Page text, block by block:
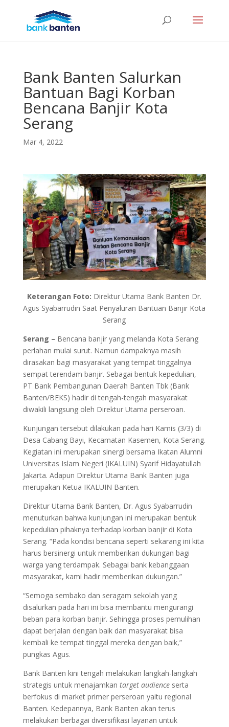
Bank Banten Salurkan
Bantuan Bagi Korban
Bencana Banjir Kota
Serang
Mar 4, 2022
Keterangan Foto: Direktur Utama Bank Banten Dr.
Agus Syabarrudin Saat Penyaluran Bantuan Banjir Kota
Serang
Serang – Bencana banjir yang melanda Kota Serang
perlahan mulai surut. Namun dampaknya masih
dirasakan bagi masyarakat yang tempat tinggalnya
sempat terendam banjir. Sebagai bentuk kepedulian,
PT Bank Pembangunan Daerah Banten Tbk (Bank
Banten/BEKS) hadir di tengah-tengah masyarakat
diwakili langsung oleh Direktur Utama perseroan.
Kunjungan tersebut dilakukan pada hari Kamis (3/3) di
Desa Cabang Bayi, Kecamatan Kasemen, Kota Serang.
Kegiatan ini merupakan sinergi bersama Ikatan Alumni
Universitas Islam Negeri (IKALUIN) Syarif Hidayatullah
Jakarta. Adapun Direktur Utama Bank Banten juga
merupakan Ketua IKALUIN Banten.
Direktur Utama Bank Banten, Dr. Agus Syabarrudin
menuturkan bahwa kunjungan ini merupakan bentuk
kepedulian pihaknya terhadap korban banjir di Kota
Serang. “Pada kondisi bencana seperti sekarang ini kita
harus bersinergi untuk memberikan dukungan bagi
warga yang terdampak. Sebagai bank kebanggaan
masyarakat, kami hadir memberikan dukungan.”
“Semoga sembako dan seragam sekolah yang
disalurkan pada hari ini bisa membantu mengurangi
beban para korban banjir. Sehingga proses pemulihan
dapat berjalan dengan baik dan masyarakat bisa
kembali ke tempat tinggal mereka dengan baik,”
pungkas Agus.
Bank Banten kini tengah melakukan langkah-langkah
strategis untuk menajamkan target audienceserta
berfokus di market primer perseroan yaitu regional
Banten. Kedepannya, Bank Banten akan terus
melakukan berbagai diversifikasi layanan untuk